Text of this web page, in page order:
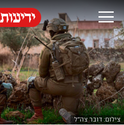
צילום: דובר צה"ל